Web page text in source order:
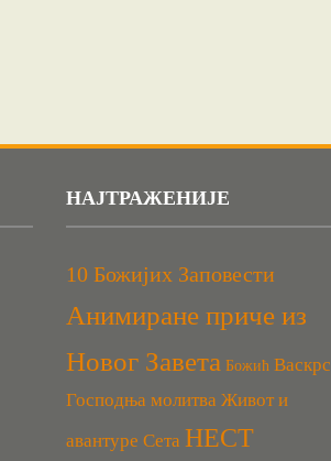
НАЈТРАЖЕНИЈЕ
10 Божијих Заповести
Анимиране приче из
Новог Завета Божић Васкрс
Господња молитва Живот и
авантуре Сета НЕСТ